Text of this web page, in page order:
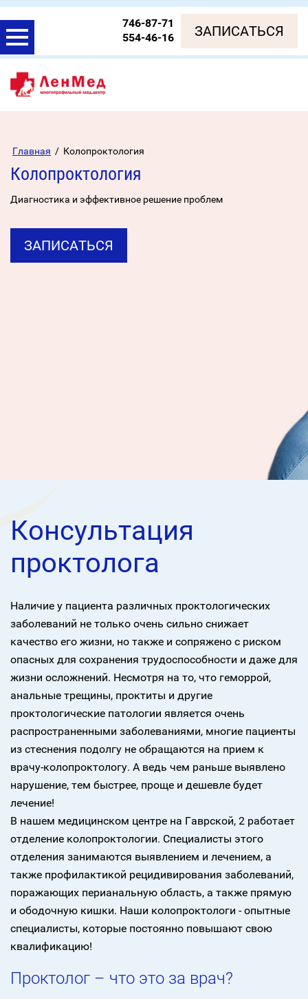
746-87-71
554-46-16
ЗАПИСАТЬСЯ
Главная / Колопроктология
Колопроктология
Диагностика и эффективное решение проблем
ЗАПИСАТЬСЯ
Консультация
проктолога
Наличие у пациента различных проктологических
заболеваний не только очень сильно снижает
качество его жизни, но также и сопряжено с риском
опасных для сохранения трудоспособности и даже для
жизни осложнений. Несмотря на то, что геморрой,
анальные трещины, проктиты и другие
проктологические патологии является очень
распространенными заболеваниями, многие пациенты
из стеснения подолгу не обращаются на прием к
врачу-колопроктологу. А ведь чем раньше выявлено
нарушение, тем быстрее, проще и дешевле будет
лечение!
В нашем медицинском центре на Гаврской, 2 работает
отделение колопроктологии. Специалисты этого
отделения занимаются выявлением и лечением, а
также профилактикой рецидивирования заболеваний,
поражающих перианальную область, а также прямую
и ободочную кишки. Наши колопроктологи - опытные
специалисты, которые постоянно повышают свою
квалификацию!
Проктолог – что это за врач?